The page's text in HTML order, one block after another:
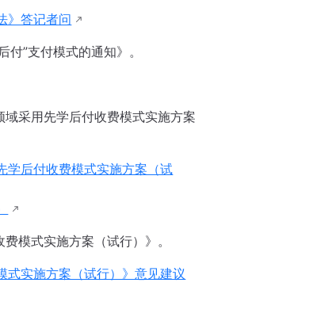
》答记者问
”支付模式的通知》。
采用先学后付收费模式实施方案
学后付收费模式实施方案（试
模式实施方案（试行）》。
式实施方案（试行）》意见建议